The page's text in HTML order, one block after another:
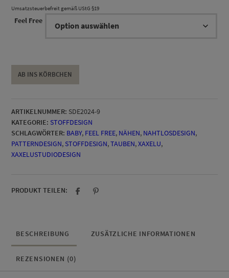
Preis
war:
ist:
Umsatzsteuerbefreit gemäß UStG §19
Feel Free
AB INS KÖRBCHEN
ARTIKELNUMMER: SDE2024-9
KATEGORIE: STOFFDESIGN
SCHLAGWÖRTER: BABY, FEEL FREE, NÄHEN, NAHTLOSDESIGN,
PATTERNDESIGN, STOFFDESIGN,TAUBEN,XAXELU,
XAXELUSTUDIODESIGN
PRODUKT TEILEN:
BESCHREIBUNG ZUSÄTZLICHE INFORMATIONEN
REZENSIONEN (0)